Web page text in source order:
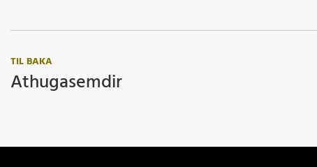
TIL BAKA
Athugasemdir